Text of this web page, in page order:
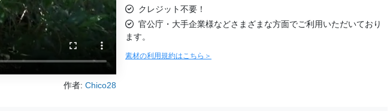
作者: Chico28
クレジット不要！
官公庁・大手企業様などさまざまな方面でご利用いただいており
ます。
素材の利用規約はこちら＞